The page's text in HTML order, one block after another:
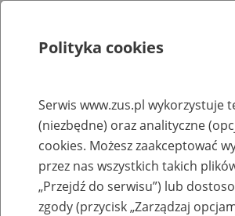
Rejestry, ewidencje i archiwa
Baza zlikwidowanych
przekształconych
Polityka cookies
Serwis www.zus.pl wykorzystuje
(niezbędne) oraz analityczne
cookies. Możesz zaakceptować
przez nas wszystkich takich
„Przejdź do serwisu”) lub
zgody (przycisk „Zarządzaj